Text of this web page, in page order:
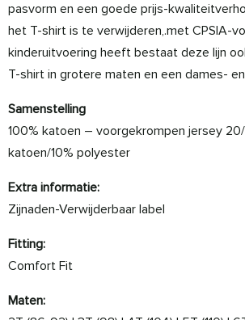
pasvorm en een goede prijs-
het T-shirt is te verwijderen,.met CPSIA-
kinderuitvoering heeft bestaat deze lijn
T-shirt in grotere maten en een dames-
Samenstelling
100% katoen – voorgekrompen jersey
katoen/10% polyester
Extra informatie:
Zijnaden-Verwijderbaar label
Fitting:
Comfort Fit
Maten: